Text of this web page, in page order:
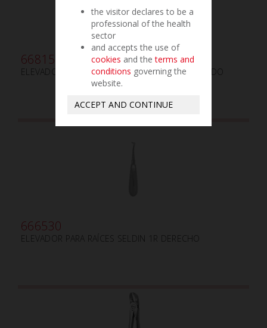
668150
ELEVADOR PARA RAÍCES MEDAN-FLOHR IZQUIERDO
666530
ELEVADOR PARA RAÍCES SELDIN 1R DERECHO
the visitor declares to be a
professional of the health
sector
and accepts the use of
cookies and theterms and
conditions governing the
website.
ACCEPT AND CONTINUE